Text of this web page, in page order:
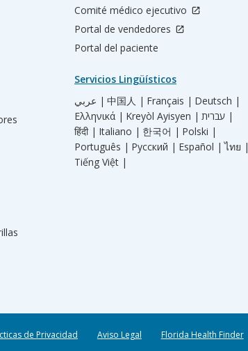
Comité médico ejecutivo
Portal de vendedores
Portal del paciente
Servicios Lingüísticos
عربي | 中国人 | Français | Deutsch |
Ελληνικά | Kreyòl Ayisyen |
עברית |
हिंदी | Italiano | 한국어 | Polski |
Português | Русский | Español | ไทย |
Tiếng Việt |
de Privacidad Aviso Legal Florida Health Finder